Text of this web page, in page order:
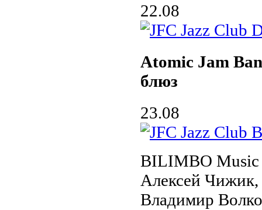
22.08
Atomic Jam
блюз
23.08
BILIMBO Music
Алексей Чижик,
Владимир